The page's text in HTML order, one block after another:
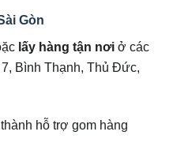
Gòn
lấy hàng tận nơi ở các
Bình Thạnh, Thủ Đức,
hỗ trợ gom hàng